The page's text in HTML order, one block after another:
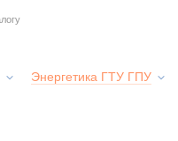
Энергетика ГТУ ГПУ